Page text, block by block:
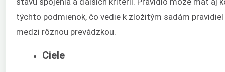
stavu spojenia a ďalších kritérií. Pravidlo môže mať aj
týchto podmienok, čo vedie k zložitým sadám
medzi rôznou prevádzkou.
Ciele